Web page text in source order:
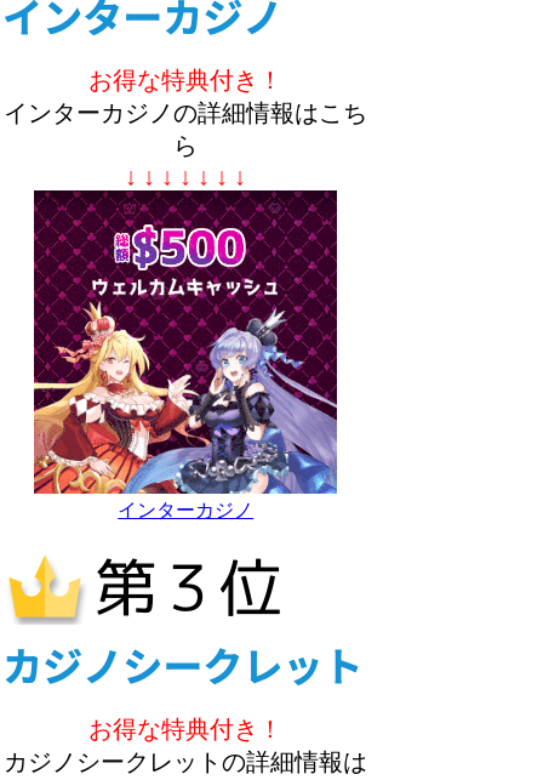
お得な特典付き！
インターカジノの詳細情報はこち
ら
↓ ↓ ↓ ↓ ↓ ↓ ↓
インターカジノ
お得な特典付き！
カジノシークレットの詳細情報は